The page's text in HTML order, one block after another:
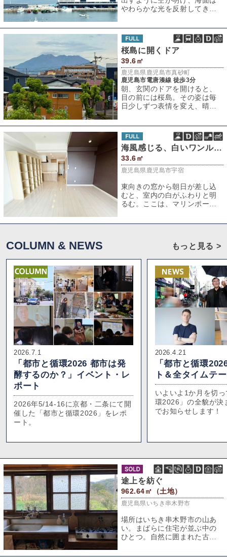
やわらかな光を反射してきら
桜島に開くドア
39.6㎡
鹿児島県鹿児島市真砂町
鹿児島市電唐湊線 徒歩3分
朝、玄関のドアを開けると、
目の前には桜島。その姿は毎
日少しずつ表情を変え、晴れ
海風感じる、白いワンルーム。
33.6㎡
鹿児島県鹿児島市宇宿
東向きの窓から朝日が差し込
むと、室内の白がふわりと明
るむ。ここは、マリンポート
COLUMN & NEWS もっと見る >
2026.7.1
「都市と循環2026 都市は発
酵するのか？」イベント・レ
ポート
2026年5/14-16に京都・二条にて開
催した「都市と循環2026」をレポ
ート。
2026.4.21
「都市と循環
ト＆全タイムテ
いよいよ1か月を切
環2026」の全貌が決
でお知らせします！
途上を紡ぐ
962.64㎡（土地）
鹿児島県いちき串木野市
場所はいちき串木野市の山あ
い。まばらに住宅が並ぶ中の
ひとつ。自然に囲まれた古民